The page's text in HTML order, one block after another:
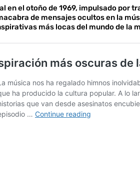
en el otoño de 1969, impulsado
de mensajes ocultos en la
más locas del mundo de la